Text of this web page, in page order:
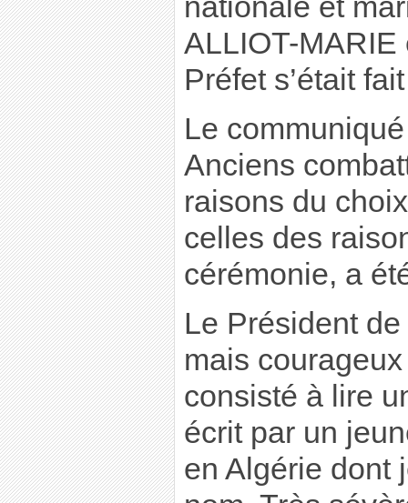
nationale et
ALLIOT-MARIE
Préfet s’était
Le
Anciens
raisons du
celles des
cérémonie, a
Le Président
mais
consisté à lire
écrit par un
en Algérie dont